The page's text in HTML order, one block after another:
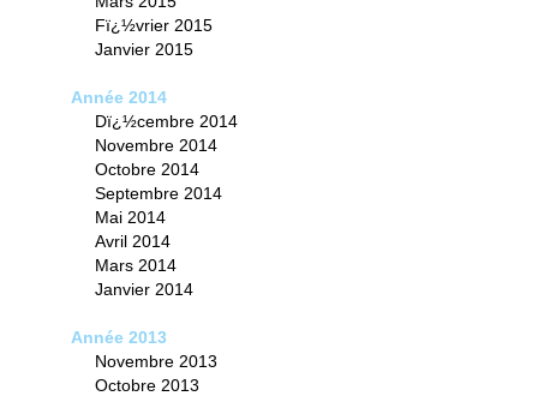
Fï¿½vrier 2015
Janvier 2015
Année 2014
Dï¿½cembre 2014
Novembre 2014
Octobre 2014
Septembre 2014
Mai 2014
Avril 2014
Mars 2014
Janvier 2014
Année 2013
Novembre 2013
Octobre 2013